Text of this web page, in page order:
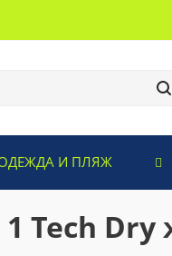
И ПЛЯЖ
Tech